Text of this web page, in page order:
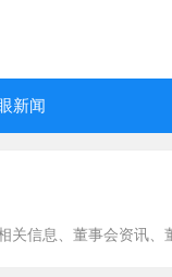
新闻
关信息、董事会资讯、